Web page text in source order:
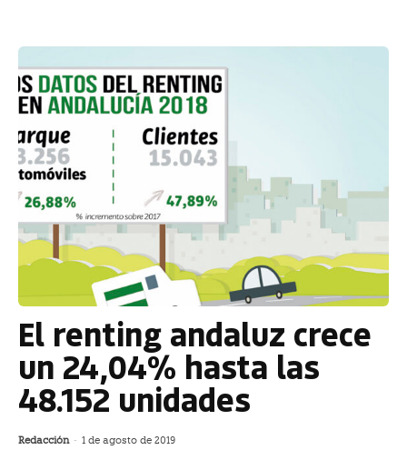
El renting andaluz crece
un 24,04% hasta las
48.152 unidades
Redacción - 1 de agosto de 2019